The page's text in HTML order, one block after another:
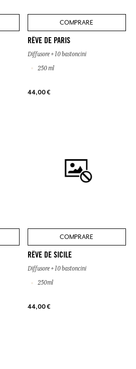
COMPRARE
RÊVE DE PARIS
Diffusore + 10 bastoncini
250 ml
44,00 €
COMPRARE
RÊVE DE SICILE
Diffusore + 10 bastoncini
250ml
44,00 €